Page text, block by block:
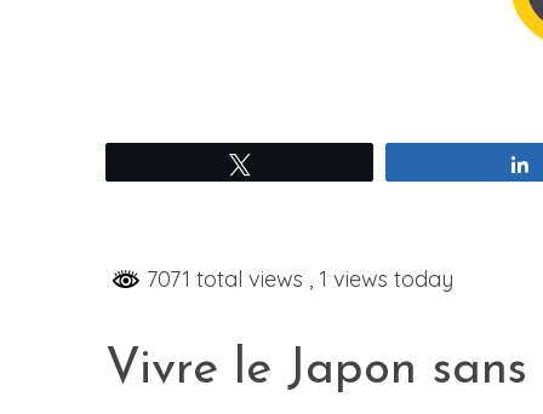
7071 total views , 1 views today
Vivre le Japon